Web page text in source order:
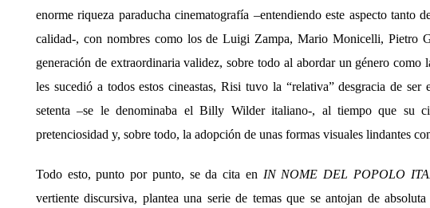
enorme riqueza paraducha cinematografía –entendiendo este aspecto tanto
calidad-, con nombres como los de Luigi Zampa, Mario Monicelli, Pietro
generación de extraordinaria validez, sobre todo al abordar un género como
les sucedió a todos estos cineastas, Risi tuvo la “relativa” desgracia de
setenta –se le denominaba el Billy Wilder italiano-, al tiempo que su
pretenciosidad y, sobre todo, la adopción de unas formas visuales lindantes
Todo esto, punto por punto, se da cita en IN NOME DEL POPOLO
vertiente discursiva, plantea una serie de temas que se antojan de